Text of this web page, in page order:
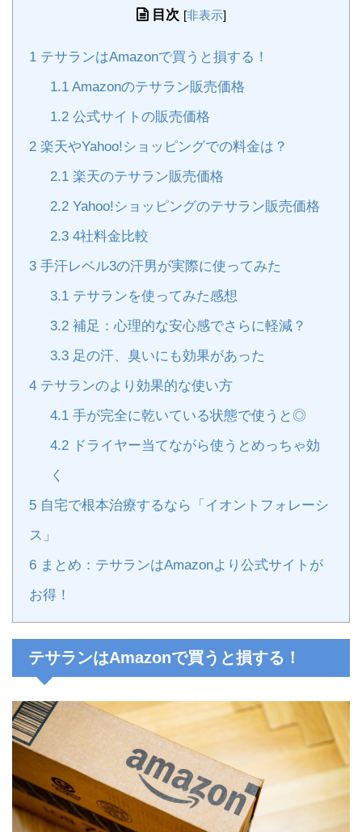
目次 [非表示]
1 テサランはAmazonで買うと損する！
1.1Amazonのテサラン販売価格
1.2公式サイトの販売価格
2 楽天やYahoo!ショッピングでの料金は？
2.1楽天のテサラン販売価格
2.2Yahoo!ショッピングのテサラン販売価格
2.34社料金比較
3 手汗レベル3の汗男が実際に使ってみた
3.1テサランを使ってみた感想
3.2補足：心理的な安心感でさらに軽減？
3.3足の汗、臭いにも効果があった
4 テサランのより効果的な使い方
4.1手が完全に乾いている状態で使うと◎
4.2ドライヤー当てながら使うとめっちゃ効
く
5 自宅で根本治療するなら「イオントフォレーシ
ス」
6 まとめ：テサランはAmazonより公式サイトが
お得！
テサランはAmazonで買うと損する！